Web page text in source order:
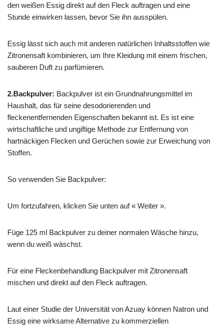
den weißen Essig direkt auf den Fleck auftragen und eine
Stunde einwirken lassen, bevor Sie ihn ausspülen.
Essig lässt sich auch mit anderen natürlichen Inhaltsstoffen wie
Zitronensaft kombinieren, um Ihre Kleidung mit einem frischen,
sauberen Duft zu parfümieren.
2.Backpulver: Backpulver ist ein Grundnahrungsmittel im
Haushalt, das für seine desodorierenden und
fleckenentfernenden Eigenschaften bekannt ist. Es ist eine
wirtschaftliche und ungiftige Methode zur Entfernung von
hartnäckigen Flecken und Gerüchen sowie zur Erweichung von
Stoffen.
So verwenden Sie Backpulver:
Um fortzufahren, klicken Sie unten auf « Weiter ».
Füge 125 ml Backpulver zu deiner normalen Wäsche hinzu,
wenn du weiß wäschst.
Für eine Fleckenbehandlung Backpulver mit Zitronensaft
mischen und direkt auf den Fleck auftragen.
Laut einer Studie der Universität von Azuay können Natron und
Essig eine wirksame Alternative zu kommerziellen